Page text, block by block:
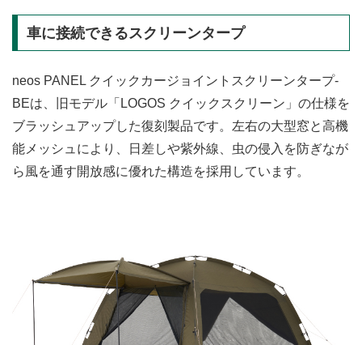
車に接続できるスクリーンタープ
neos PANEL クイックカージョイントスクリーンタープ-
BEは、旧モデル「LOGOS クイックスクリーン」の仕様を
ブラッシュアップした復刻製品です。左右の大型窓と高機
能メッシュにより、日差しや紫外線、虫の侵入を防ぎなが
ら風を通す開放感に優れた構造を採用しています。